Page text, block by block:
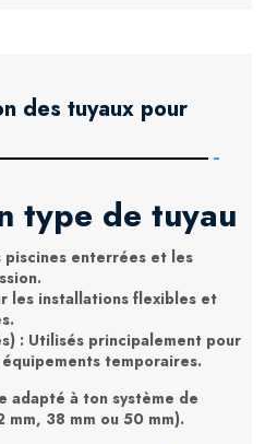
des tuyaux pour
type de tuyau
piscines enterrées et les
les installations flexibles et
: Utilisés principalement pour
temporaires.
adapté à ton système de
38 mm ou 50 mm).